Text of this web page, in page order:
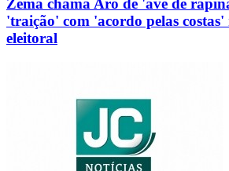
Zema chama Aro de 'ave de
'traição' com 'acordo pelas
eleitoral